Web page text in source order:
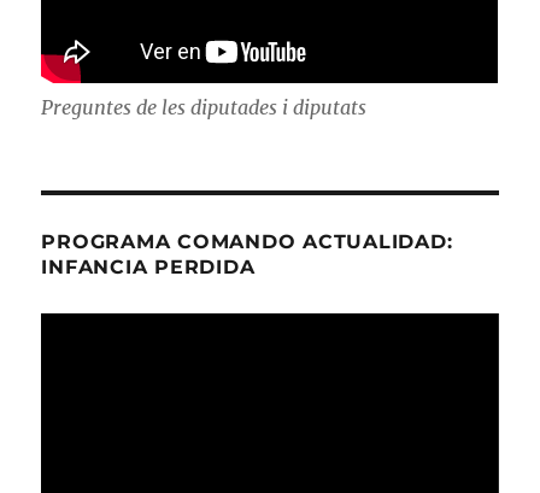
Preguntes de les diputades i diputats
PROGRAMA COMANDO ACTUALIDAD:
INFANCIA PERDIDA